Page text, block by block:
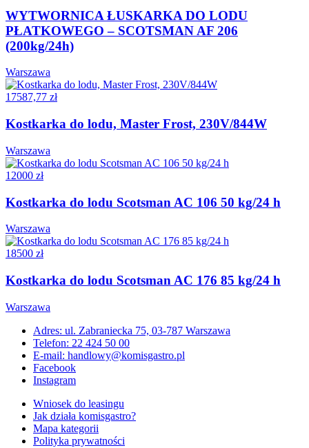
WYTWORNICA ŁUSKARKA DO LODU
PŁATKOWEGO – SCOTSMAN AF 206
(200kg/24h)
Warszawa
17587,77 zł
Kostkarka do lodu, Master Frost, 230V/844W
Warszawa
12000 zł
Kostkarka do lodu Scotsman AC 106 50 kg/24 h
Warszawa
18500 zł
Kostkarka do lodu Scotsman AC 176 85 kg/24 h
Warszawa
Adres: ul. Zabraniecka 75, 03-787 Warszawa
Telefon: 22 424 50 00
E-mail: handlowy@komisgastro.pl
Facebook
Instagram
Wniosek do leasingu
Jak działa komisgastro?
Mapa kategorii
Polityka prywatności